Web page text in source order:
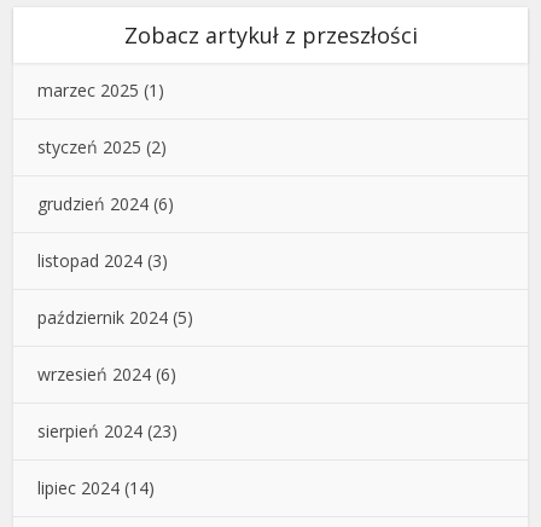
Zobacz artykuł z przeszłości
marzec 2025 (1)
styczeń 2025 (2)
grudzień 2024 (6)
listopad 2024 (3)
październik 2024 (5)
wrzesień 2024 (6)
sierpień 2024 (23)
lipiec 2024 (14)